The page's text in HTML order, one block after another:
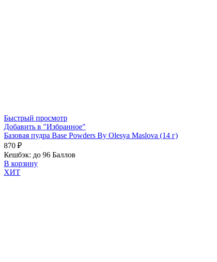
Быстрый просмотр
Добавить в "Избранное"
Базовая пудра Base Powders By Olesya Maslova (14 г)
870 ₽
Кешбэк: до 96 Баллов
В корзину
ХИТ